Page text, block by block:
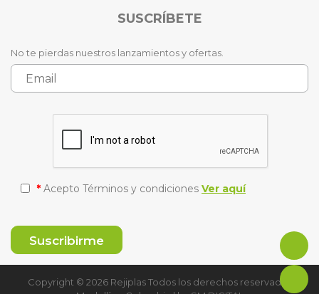
SUSCRÍBETE
No te pierdas nuestros lanzamientos y ofertas.
* Acepto Términos y condiciones Ver aquí
Copyright © 2026 Rejiplas Todos los derechos reservados